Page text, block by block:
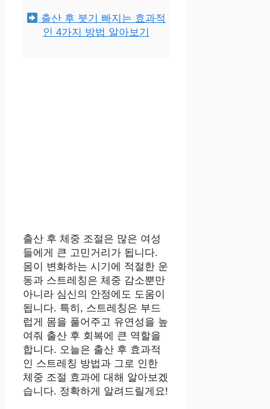
출산 후 붓기 빠지는 효과적
인 4가지 방법 알아보기
출산 후 체중 조절은 많은 여성
들에게 큰 고민거리가 됩니다.
몸이 변화하는 시기에 적절한 운
동과 스트레칭은 체중 감소뿐만
아니라 심신의 안정에도 도움이
됩니다. 특히, 스트레칭은 부드
럽게 몸을 풀어주고 유연성을 높
여줘 출산 후 회복에 큰 역할을
합니다. 오늘은 출산 후 효과적
인 스트레칭 방법과 그로 인한
체중 조절 효과에 대해 알아보겠
습니다. 정확하게 알려드릴게요!